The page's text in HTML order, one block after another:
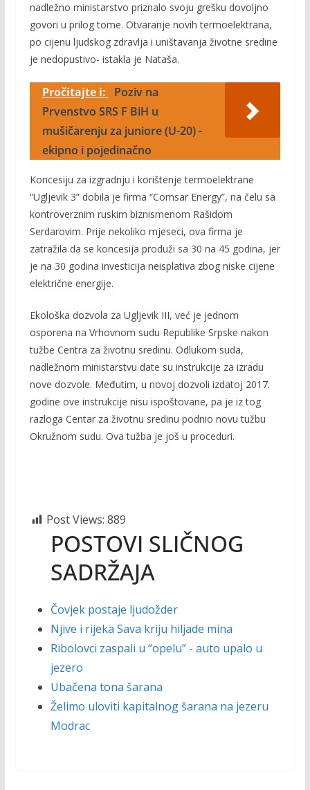
nadležno ministarstvo priznalo svoju grešku dovoljno
govori u prilog tome. Otvaranje novih termoelektrana,
po cijenu ljudskog zdravlja i uništavanja životne sredine
je nedopustivo- istakla je Nataša.
Pročitajte i:
Poziv na
Prvenstvo SRS F BiH u
mušičarenju za juniore (U-20) -
ekipno i pojedinačno
Koncesiju za izgradnju i korištenje termoelektrane
“Ugljevik 3” dobila je firma “Comsar Energy”, na čelu sa
kontroverznim ruskim biznismenom Rašidom
Serdarovim. Prije nekoliko mjeseci, ova firma je
zatražila da se koncesija produži sa 30 na 45 godina, jer
je na 30 godina investicija neisplativa zbog niske cijene
električne energije.
Ekološka dozvola za Ugljevik III, već je jednom
osporena na Vrhovnom sudu Republike Srpske nakon
tužbe Centra za životnu sredinu. Odlukom suda,
nadležnom ministarstvu date su instrukcije za izradu
nove dozvole. Međutim, u novoj dozvoli izdatoj 2017.
godine ove instrukcije nisu ispoštovane, pa je iz tog
razloga Centar za životnu sredinu podnio novu tužbu
Okružnom sudu. Ova tužba je još u proceduri.
Post Views: 889
POSTOVI SLIČNOG
SADRŽAJA
Čovjek postaje ljudožder
Njive i rijeka Sava kriju hiljade mina
Ribolovci zaspali u “opelu” - auto upalo u
jezero
Ubačena tona šarana
Želimo uloviti kapitalnog šarana na jezeru
Modrac